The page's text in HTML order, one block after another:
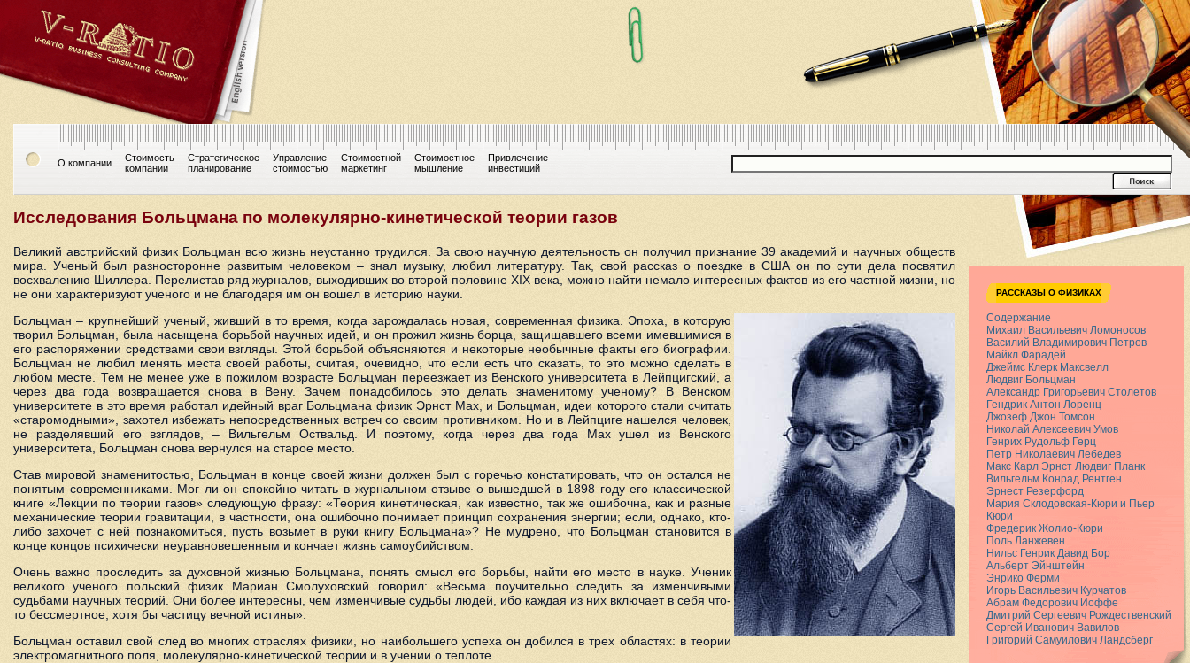
О компании
Стоимость
компании
Стратегическое
планирование
Управление
стоимостью
Стоимостной
маркетинг
Стоимостное
мышление
Привлечение
инвестиций
Исследования Больцмана по молекулярно-кинетической теории газов
Великий австрийский физик Больцман всю жизнь неустанно трудился. За свою научную деятельность он получил признание 39 академий и научных обществ
мира. Ученый был разносторонне развитым человеком – знал музыку, любил литературу. Так, свой рассказ о поездке в США он по сути дела посвятил
восхвалению Шиллера. Перелистав ряд журналов, выходивших во второй половине XIX века, можно найти немало интересных фактов из его частной жизни, но
не они характеризуют ученого и не благодаря им он вошел в историю науки.
Больцман – крупнейший ученый, живший в то время, когда зарождалась новая, современная физика. Эпоха, в которую
творил Больцман, была насыщена борьбой научных идей, и он прожил жизнь борца, защищавшего всеми имевшимися в
его распоряжении средствами свои взгляды. Этой борьбой объясняются и некоторые необычные факты его биографии.
Больцман не любил менять места своей работы, считая, очевидно, что если есть что сказать, то это можно сделать в
любом месте. Тем не менее уже в пожилом возрасте Больцман переезжает из Венского университета в Лейпцигский, а
через два года возвращается снова в Вену. Зачем понадобилось это делать знаменитому ученому? В Венском
университете в это время работал идейный враг Больцмана физик Эрнст Мах, и Больцман, идеи которого стали считать
«старомодными», захотел избежать непосредственных встреч со своим противником. Но и в Лейпциге нашелся человек,
не разделявший его взглядов, – Вильгельм Оствальд. И поэтому, когда через два года Мах ушел из Венского
университета, Больцман снова вернулся на старое место.
Став мировой знаменитостью, Больцман в конце своей жизни должен был с горечью констатировать, что он остался не
понятым современниками. Мог ли он спокойно читать в журнальном отзыве о вышедшей в 1898 году его классической
книге «Лекции по теории газов» следующую фразу: «Теория кинетическая, как известно, так же ошибочна, как и разные
механические теории гравитации, в частности, она ошибочно понимает принцип сохранения энергии; если, однако, кто-
либо захочет с ней познакомиться, пусть возьмет в руки книгу Больцмана»? Не мудрено, что Больцман становится в
конце концов психически неуравновешенным и кончает жизнь самоубийством.
Очень важно проследить за духовной жизнью Больцмана, понять смысл его борьбы, найти его место в науке. Ученик
великого ученого польский физик Мариан Смолуховский говорил: «Весьма поучительно следить за изменчивыми
судьбами научных теорий. Они более интересны, чем изменчивые судьбы людей, ибо каждая из них включает в себя что-
то бессмертное, хотя бы частицу вечной истины».
Больцман оставил свой след во многих отраслях физики, но наибольшего успеха он добился в трех областях: в теории
электромагнитного поля, молекулярно-кинетической теории и в учении о теплоте.
РАССКАЗЫ О ФИЗИКАХ
Содержание
Михаил Васильевич Ломоносов
Василий Владимирович Петров
Майкл Фарадей
Джеймс Клерк Максвелл
Людвиг Больцман
Александр Григорьевич Столетов
Гендрик Антон Лоренц
Джозеф Джон Томсон
Николай Алексеевич Умов
Генрих Рудольф Герц
Петр Николаевич Лебедев
Макс Карл Эрнст Людвиг Планк
Вильгельм Конрад Рентген
Эрнест Резерфорд
Мария Склодовcкая-Кюри и Пьер
Кюри
Фредерик Жолио-Кюри
Поль Ланжевен
Нильс Генрик Давид Бор
Альберт Эйнштейн
Энрико Ферми
Игорь Васильевич Курчатов
Абрам Федорович Иоффе
Дмитрий Сергеевич Рождественский
Сергей Иванович Вавилов
Григорий Самуилович Ландсберг